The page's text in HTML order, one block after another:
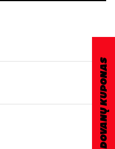
DOVANŲ KUPONAS